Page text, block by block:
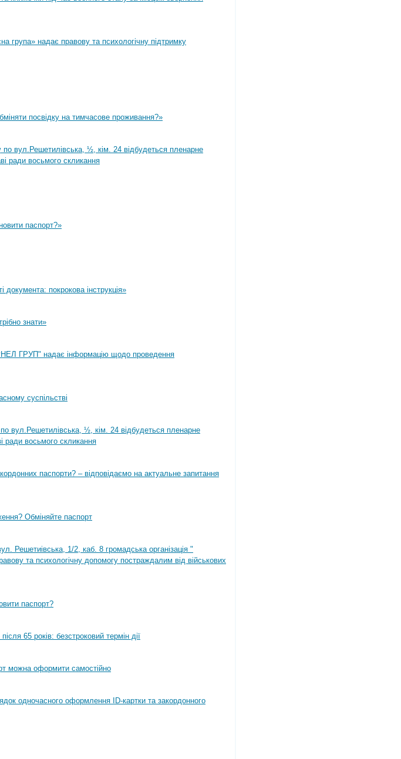
група» надає правову та психологічну підтримку
посвідку на тимчасове проживання?»
по вул.Решетилівська, ½, кім. 24 відбудеться пленарне
ради восьмого скликання
паспорт?»
документа: покрокова інструкція»
знати»
надає інформацію щодо проведення
суспільстві
вул.Решетилівська, ½, кім. 24 відбудеться пленарне
ради восьмого скликання
паспорти? – відповідаємо на актуальне запитання
Обміняйте паспорт
Решетиівська, 1/2, каб. 8 громадська організація "
та психологічну допомогу постраждалим від військових
паспорт?
65 років: безстроковий термін дії
можна оформити самостійно
одночасного оформлення ID-картки та закордонного